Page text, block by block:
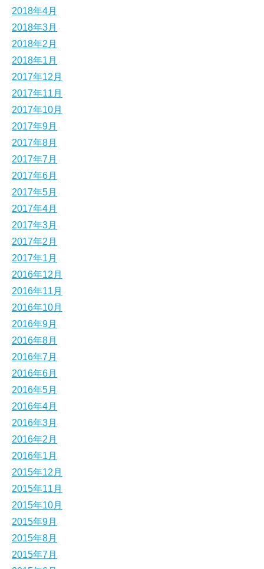
2018年4月
2018年3月
2018年2月
2018年1月
2017年12月
2017年11月
2017年10月
2017年9月
2017年8月
2017年7月
2017年6月
2017年5月
2017年4月
2017年3月
2017年2月
2017年1月
2016年12月
2016年11月
2016年10月
2016年9月
2016年8月
2016年7月
2016年6月
2016年5月
2016年4月
2016年3月
2016年2月
2016年1月
2015年12月
2015年11月
2015年10月
2015年9月
2015年8月
2015年7月